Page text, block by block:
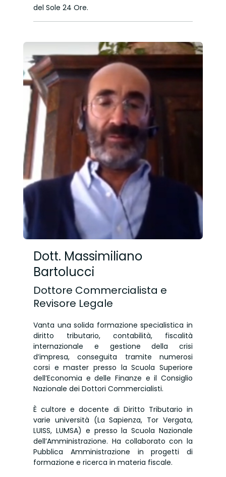
del Sole 24 Ore.
Dott. Massimiliano
Bartolucci
Dottore Commercialista e
Revisore Legale
Vanta una solida formazione specialistica in
diritto tributario, contabilità, fiscalità
internazionale e gestione della crisi
d’impresa, conseguita tramite numerosi
corsi e master presso la Scuola Superiore
dell’Economia e delle Finanze e il Consiglio
Nazionale dei Dottori Commercialisti.
È cultore e docente di Diritto Tributario in
varie università (La Sapienza, Tor Vergata,
LUISS, LUMSA) e presso la Scuola Nazionale
dell’Amministrazione. Ha collaborato con la
Pubblica Amministrazione in progetti di
formazione e ricerca in materia fiscale.